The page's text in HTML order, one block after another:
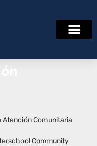
Comunitaria
Community